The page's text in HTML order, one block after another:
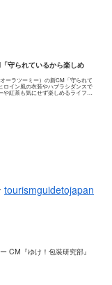
守られているから楽しめ
ーラツーミー）の新CM「守られて
ロイン風の衣装やハブラシダンスで
紅茶も気にせず楽しめるライフス
tourismguidetojapan
CM『ゆけ！包装研究部』